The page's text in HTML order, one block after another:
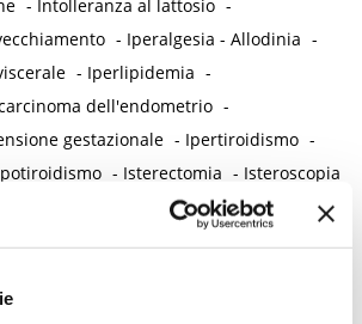
- Intolleranza al lattosio -
- Iperalgesia - Allodinia -
- Iperlipidemia -
dell'endometrio -
gestazionale - Ipertiroidismo -
- Isterectomia - Isteroscopia
squamose di alto grado della vulva